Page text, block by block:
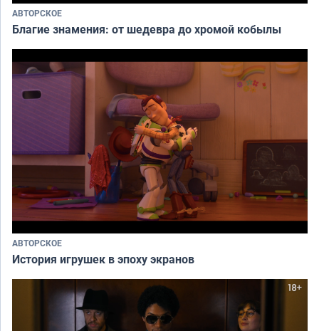
АВТОРСКОЕ
Благие знамения: от шедевра до хромой кобылы
АВТОРСКОЕ
История игрушек в эпоху экранов